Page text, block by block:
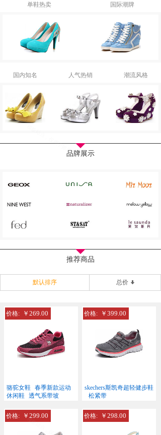
国际潮牌
单鞋热卖
潮流风格
国内知名 人气热销
品牌展示
推荐商品
默认排序 总价
骆驼女鞋 春季新款运动
休闲鞋 透气系带坡
价格: ￥269.00
skechers斯凯奇超轻健步鞋
松紧带
价格: ￥399.00
价格: ￥299.00 价格: ￥298.00